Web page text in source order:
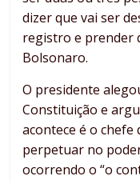
dizer que vai ser
registro e prender
Bolsonaro.
O presidente
Constituição e
acontece é o
perpetuar no
ocorrendo o “o